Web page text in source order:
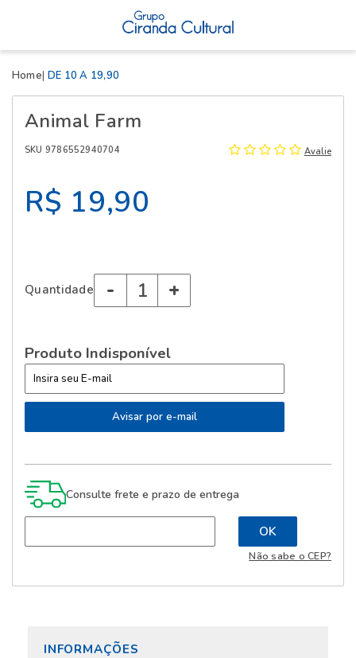
Home DE 10 A 19,90
Animal Farm
SKU 9786552940704 Avalie
R$ 19,90
Quantidade - +
Produto Indisponível
Consulte frete e prazo de entrega
Não sabe o CEP?
INFORMAÇÕES